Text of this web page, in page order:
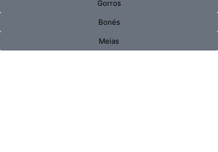
Gorros
Bonés
Meias